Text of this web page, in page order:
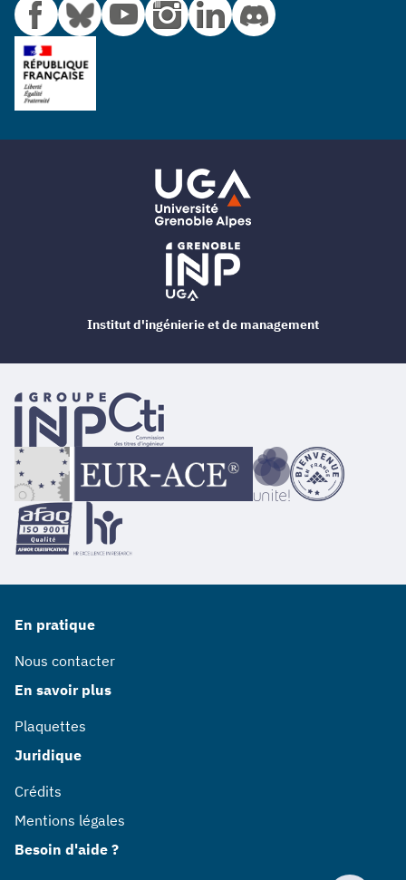
En pratique
Nous contacter
En savoir plus
Plaquettes
Juridique
Crédits
Mentions légales
Besoin d'aide ?
Institut d'ingénierie et de management